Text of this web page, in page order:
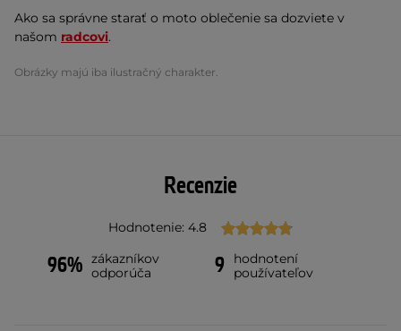
Ako sa správne starať o moto oblečenie sa dozviete v
našom radcovi.
Obrázky majú iba ilustračný charakter.
Recenzie
Hodnotenie: 4.8
96% zákazníkov
odporúča
9
hodnotení
používateľov